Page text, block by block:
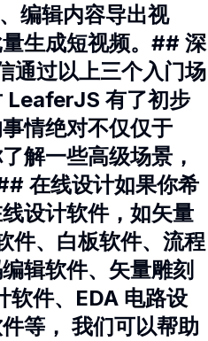
编辑内容导出视
生成短视频。## 深
通过以上三个入门场
LeaferJS 有了初步
情绝对不仅仅于
解一些高级场景，
在线设计如果你希
设计软件，如矢量
件、白板软件、流程
辑软件、矢量雕刻
软件、EDA 电路设
等， 我们可以帮助